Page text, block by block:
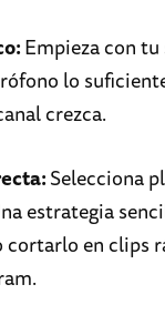
Empieza con
lo
crezca.
Selecciona
estrategia
en clips